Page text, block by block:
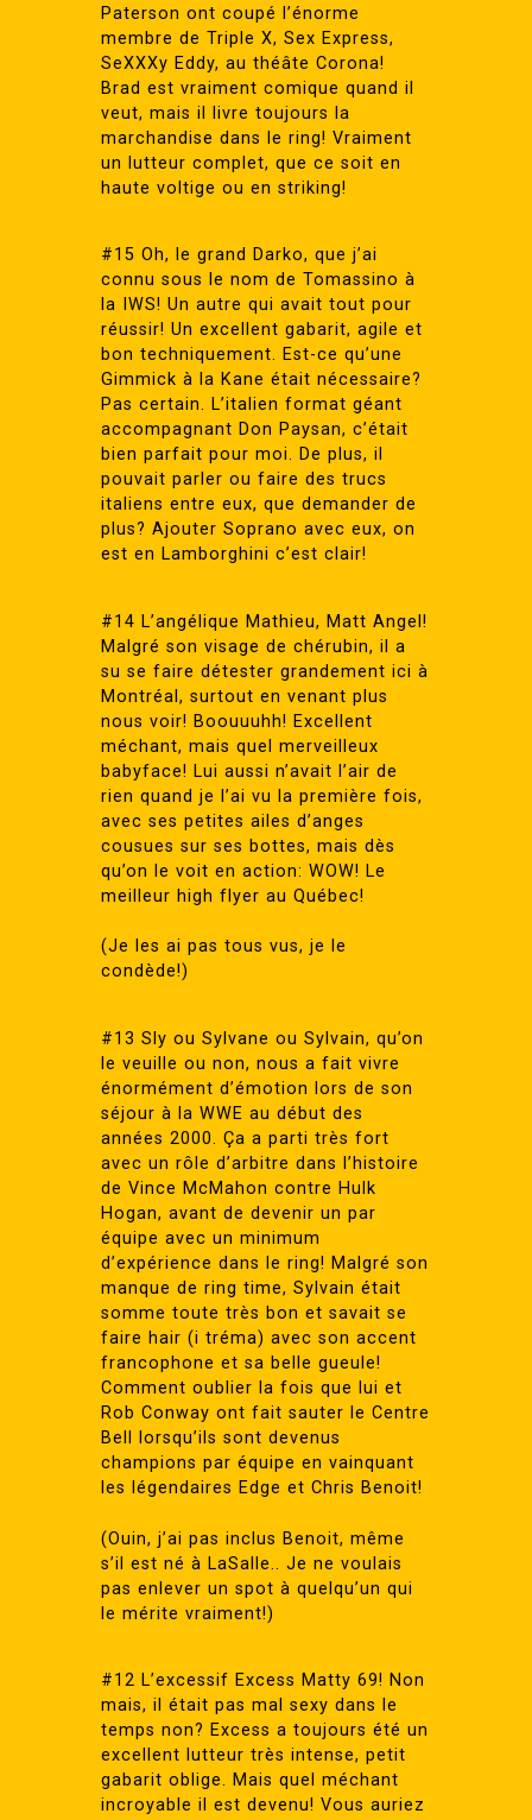
Paterson ont coupé l’énorme
membre de Triple X, Sex Express,
SeXXXy Eddy, au théâte Corona!
Brad est vraiment comique quand il
veut, mais il livre toujours la
marchandise dans le ring! Vraiment
un lutteur complet, que ce soit en
haute voltige ou en striking!
#15 Oh, le grand Darko, que j’ai
connu sous le nom de Tomassino à
la IWS! Un autre qui avait tout pour
réussir! Un excellent gabarit, agile et
bon techniquement. Est-ce qu’une
Gimmick à la Kane était nécessaire?
Pas certain. L’italien format géant
accompagnant Don Paysan, c’était
bien parfait pour moi. De plus, il
pouvait parler ou faire des trucs
italiens entre eux, que demander de
plus? Ajouter Soprano avec eux, on
est en Lamborghini c’est clair!
#14 L’angélique Mathieu, Matt Angel!
Malgré son visage de chérubin, il a
su se faire détester grandement ici à
Montréal, surtout en venant plus
nous voir! Boouuuhh! Excellent
méchant, mais quel merveilleux
babyface! Lui aussi n’avait l’air de
rien quand je l’ai vu la première fois,
avec ses petites ailes d’anges
cousues sur ses bottes, mais dès
qu’on le voit en action: WOW! Le
meilleur high flyer au Québec!
(Je les ai pas tous vus, je le
condède!)
#13 Sly ou Sylvane ou Sylvain, qu’on
le veuille ou non, nous a fait vivre
énormément d’émotion lors de son
séjour à la WWE au début des
années 2000. Ça a parti très fort
avec un rôle d’arbitre dans l’histoire
de Vince McMahon contre Hulk
Hogan, avant de devenir un par
équipe avec un minimum
d’expérience dans le ring! Malgré son
manque de ring time, Sylvain était
somme toute très bon et savait se
faire hair (i tréma) avec son accent
francophone et sa belle gueule!
Comment oublier la fois que lui et
Rob Conway ont fait sauter le Centre
Bell lorsqu’ils sont devenus
champions par équipe en vainquant
les légendaires Edge et Chris Benoit!
(Ouin, j’ai pas inclus Benoit, même
s’il est né à LaSalle.. Je ne voulais
pas enlever un spot à quelqu’un qui
le mérite vraiment!)
#12 L’excessif Excess Matty 69! Non
mais, il était pas mal sexy dans le
temps non? Excess a toujours été un
excellent lutteur très intense, petit
gabarit oblige. Mais quel méchant
incroyable il est devenu! Vous auriez